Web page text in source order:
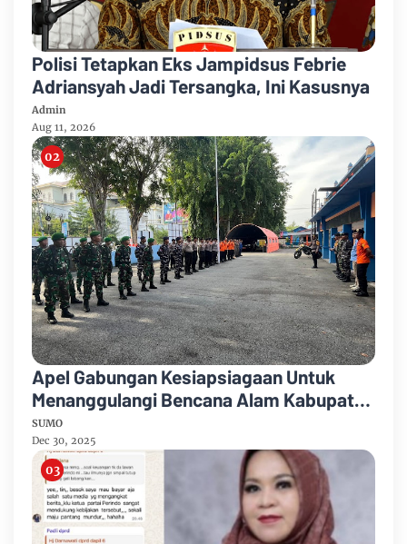
Polisi Tetapkan Eks Jampidsus Febrie
Adriansyah Jadi Tersangka, Ini Kasusnya
Admin
Aug 11, 2026
Apel Gabungan Kesiapsiagaan Untuk
Menanggulangi Bencana Alam Kabupaten
Bengkalis
SUMO
Dec 30, 2025